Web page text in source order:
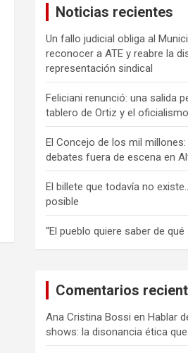
Noticias recientes
Un fallo judicial obliga al
reconocer a ATE y reabre la
representación sindical
Feliciani renunció: una salida
tablero de Ortiz y el oficialismo
El Concejo de los mil
debates fuera de escena en
El billete que todavía no
posible
“El pueblo quiere saber de qué
Comentarios
Ana Cristina Bossi en Hablar
shows: la disonancia ética